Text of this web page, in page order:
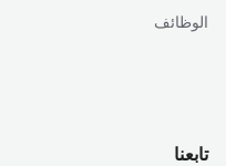
الوظائف
تابعنا